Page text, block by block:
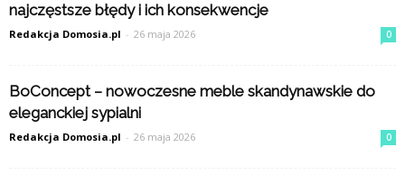
najczęstsze błędy i ich konsekwencje
Redakcja Domosia.pl - 26 maja 2026 0
BoConcept – nowoczesne meble skandynawskie do
eleganckiej sypialni
Redakcja Domosia.pl - 26 maja 2026 0